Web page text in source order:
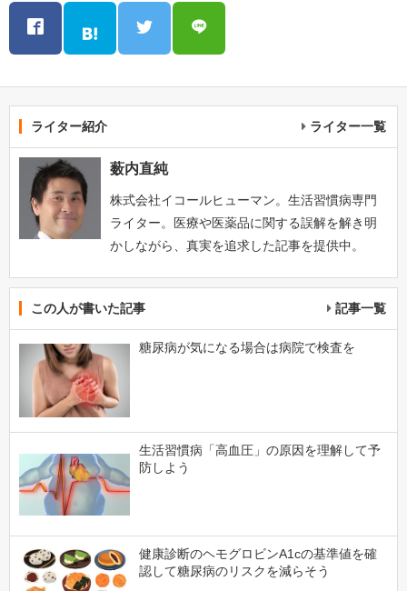
ライター紹介 ライター一覧
薮内直純
株式会社イコールヒューマン。生活習慣病専門
ライター。医療や医薬品に関する誤解を解き明
かしながら、真実を追求した記事を提供中。
この人が書いた記事 記事一覧
糖尿病が気になる場合は病院で検査を
生活習慣病「高血圧」の原因を理解して予
防しよう
健康診断のヘモグロビンA1cの基準値を確
認して糖尿病のリスクを減らそう